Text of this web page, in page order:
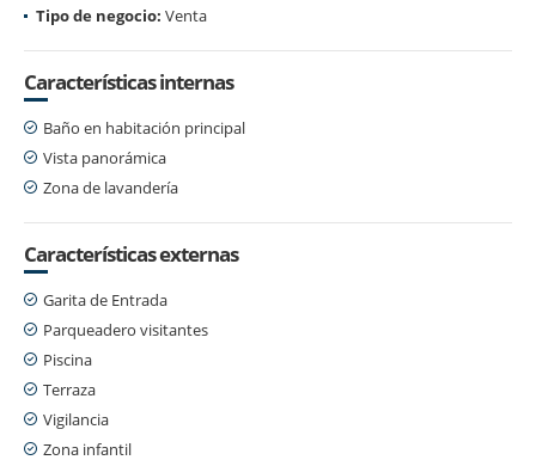
Tipo de negocio: Venta
Características internas
Baño en habitación principal
Vista panorámica
Zona de lavandería
Características externas
Garita de Entrada
Parqueadero visitantes
Piscina
Terraza
Vigilancia
Zona infantil